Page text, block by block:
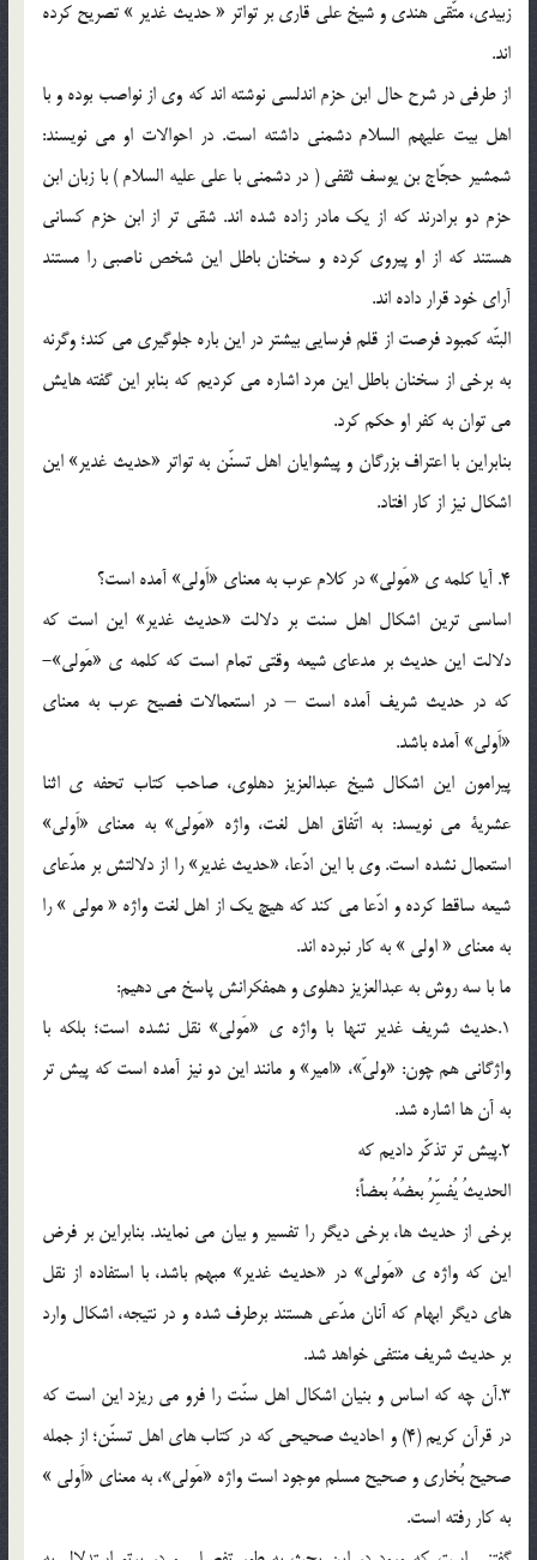
زبيدي، متّقي هندي و شيخ علي قاري بر تواتر « حديث غدير » تصريح كرده
اند.
از طرفي در شرح حال ابن حزم اندلسي نوشته اند كه وي از نواصب بوده و با
اهل بيت عليهم السلام دشمني داشته است. در احوالات او مي نويسند:
شمشير حجّاج بن يوسف ثقفي ( در دشمني با علي عليه السلام ) با زبان ابن
حزم دو برادرند كه از يك مادر زاده شده اند. شقي تر از ابن حزم كساني
هستند كه از او پيروي كرده و سخنان باطل اين شخص ناصبي را مستند
آراي خود قرار داده اند.
البتّه كمبود فرصت از قلم فرسايي بيشتر در اين باره جلوگيري مي كند؛ وگرنه
به برخي از سخنان باطل اين مرد اشاره مي كرديم كه بنابر اين گفته هايش
مي توان به كفر او حكم كرد.
بنابراين با اعتراف بزرگان و پيشوايان اهل تسنّن به تواتر «حديث غدير» اين
اشكال نيز از كار افتاد.
4. آيا كلمه ي «مَولي» در كلام عرب به معناي «اَولي» آمده است؟
اساسي ترين اشكال اهل سنت بر دلالت «حديث غدير» اين است كه
دلالت اين حديث بر مدعاي شيعه وقتي تمام است كه كلمه ي «مَولي»-
كه در حديث شريف آمده است – در استعمالات فصيح عرب به معناي
«اَولي» آمده باشد.
پيرامون اين اشكال شيخ عبدالعزيز دهلوي، صاحب كتاب تحفه ي اثنا
عشرية مي نويسد: به اتّفاق اهل لغت، واژه «مَولي» به معناي «اَولي»
استعمال نشده است. وي با اين ادّعا، «حديث غدير» را از دلالتش بر مدّعاي
شيعه ساقط كرده و ادّعا مي كند كه هيچ يك از اهل لغت واژه « مولي » را
به معناي « اولي » به كار نبرده اند.
ما با سه روش به عبدالعزيز دهلوي و همفكرانش پاسخ مي دهيم:
1.حديث شريف غدير تنها با واژه ي «مَولي» نقل نشده است؛ بلكه با
واژگاني هم چون: «وليّ»، «امير» و مانند اين دو نيز آمده است كه پيش تر
به آن ها اشاره شد.
2.پيش تر تذكّر داديم كه
الحديثُ يُفسِّرُ بعضُهُ بعضاً؛
برخي از حديث ها، برخي ديگر را تفسير و بيان مي نمايند. بنابراين بر فرض
اين كه واژه ي «مَولي»‌ در «حديث غدير» مبهم باشد، با استفاده از نقل
هاي ديگر ابهام كه آنان مدّعي هستند برطرف شده و در نتيجه، اشكال وارد
بر حديث شريف منتفي خواهد شد.
3.آن چه كه اساس و بنيان اشكال اهل سنّت را فرو مي ريزد اين است كه
در قرآن كريم (4) و احاديث صحيحي كه در كتاب هاي اهل تسنّن؛ از جمله
صحيح بُخاري و صحيح مسلم موجود است واژه «مَولي»، به معناي «اَولي »
به كار رفته است.